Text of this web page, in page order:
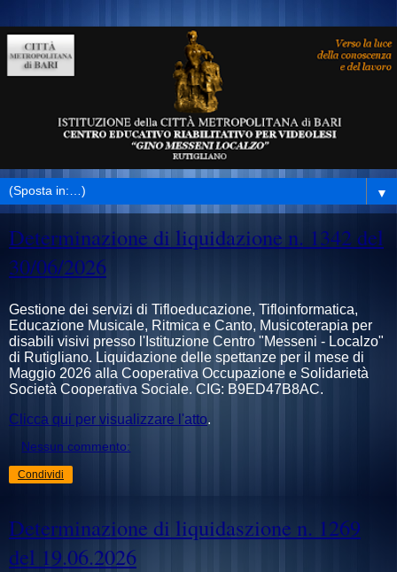
▼
Determinazione di liquidazione n. 1342 del
30/06/2026
Gestione dei servizi di Tifloeducazione, Tifloinformatica,
Educazione Musicale, Ritmica e Canto, Musicoterapia per
disabili visivi presso l'Istituzione Centro "Messeni - Localzo"
di Rutigliano. Liquidazione delle spettanze per il mese di
Maggio 2026 alla Cooperativa Occupazione e Solidarietà
Società Cooperativa Sociale. CIG: B9ED47B8AC.
Clicca qui per visualizzare l'atto.
Nessun commento:
Condividi
Determinazione di liquidaszione n. 1269
del 19.06.2026